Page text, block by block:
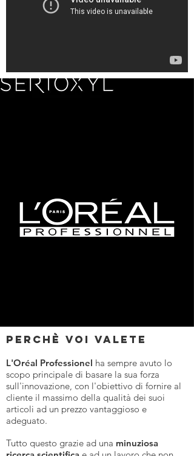
Perchè voi valete
L'Oréal Professionel ha sempre avuto lo
scopo principale di basare la sua forza
sull'innovazione, con l'obiettivo di fornire al
cliente il massimo della qualità dei suoi
articoli ad un prezzo vantaggioso e
adeguato.
Tutto questo grazie ad una minuziosa